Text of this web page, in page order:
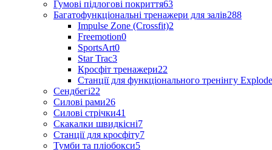
Гумові підлогові покриття63
Багатофункціональні тренажери для залів288
Impulse Zone (Crossfit)2
Freemotion0
SportsArt0
Star Trac3
Кросфіт тренажери22
Станції для функціонального тренінгу Explode
Сендбегі22
Силові рами26
Силові стрічки41
Скакалки швидкісні7
Станції для кросфіту7
Тумби та пліобокси5